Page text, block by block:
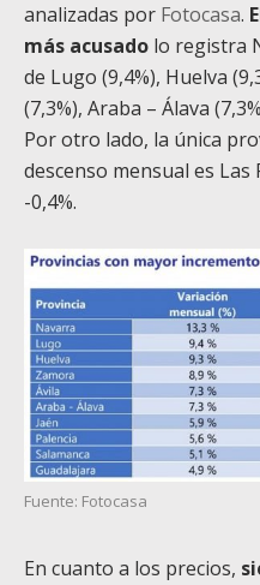
analizadas por Fotocasa.
más acusado lo registra
de Lugo (9,4%), Huelva
(7,3%), Araba – Álava
Por otro lado, la única
descenso mensual es Las
-0,4%.
Fuente: Fotocasa
En cuanto a los precios,